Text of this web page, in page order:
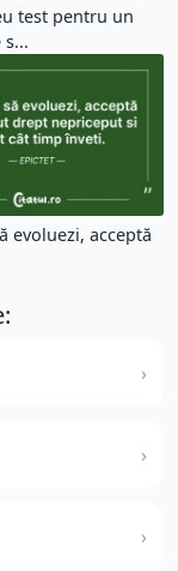
test pentru un
evoluezi, acceptă